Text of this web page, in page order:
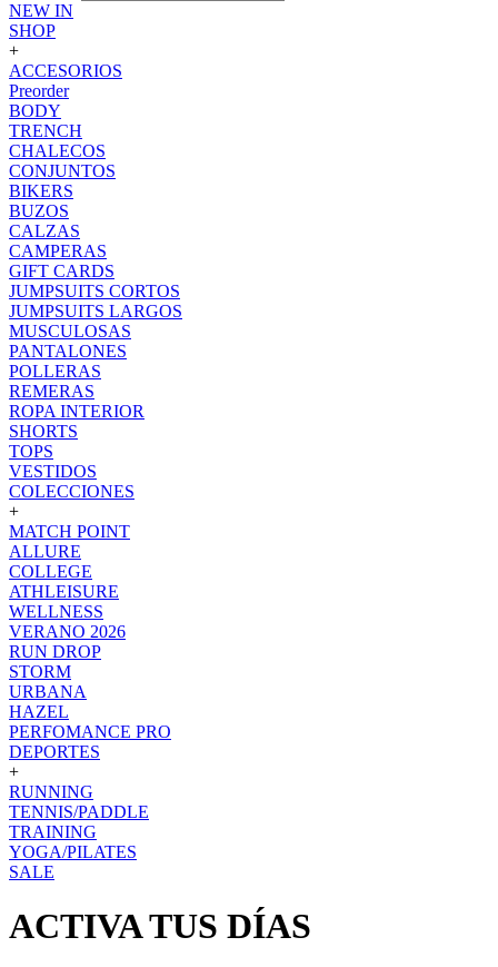
NEW IN
SHOP
+
ACCESORIOS
Preorder
BODY
TRENCH
CHALECOS
CONJUNTOS
BIKERS
BUZOS
CALZAS
CAMPERAS
GIFT CARDS
JUMPSUITS CORTOS
JUMPSUITS LARGOS
MUSCULOSAS
PANTALONES
POLLERAS
REMERAS
ROPA INTERIOR
SHORTS
TOPS
VESTIDOS
COLECCIONES
+
MATCH POINT
ALLURE
COLLEGE
ATHLEISURE
WELLNESS
VERANO 2026
RUN DROP
STORM
URBANA
HAZEL
PERFOMANCE PRO
DEPORTES
+
RUNNING
TENNIS/PADDLE
TRAINING
YOGA/PILATES
SALE
ACTIVA TUS DÍAS